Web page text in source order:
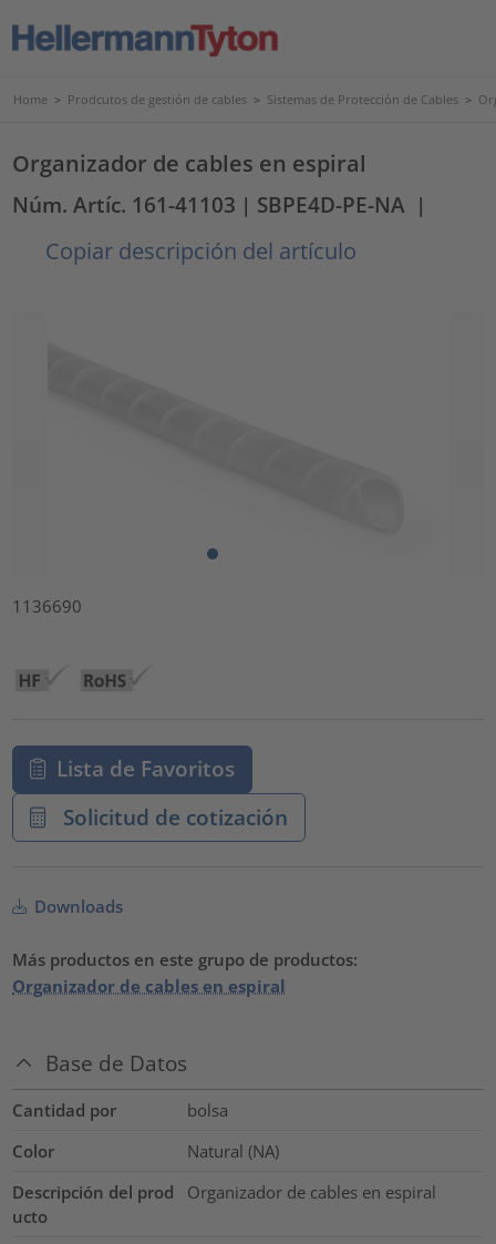
Home > Prodcutos de gestión de cables > Sistemas de Protección de Cables >
Organizador de cables en espiral
Núm. Artíc. 161-41103 | SBPE4D-PE-NA |
Copiar descripción del artículo
1136690
Lista de Favoritos
Solicitud de cotización
Downloads
Más productos en este grupo de productos:
Organizador de cables en espiral
Base de Datos
Cantidad por
bolsa
Color
Natural (NA)
Descripción del prod
ucto
Organizador de cables en espiral